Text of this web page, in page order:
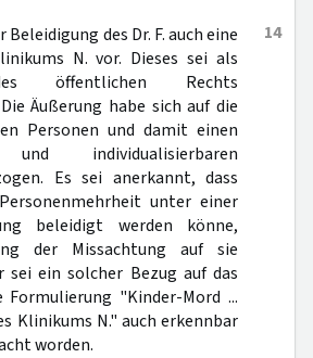
14
des Dr. F. auch eine
N. vor. Dieses sei als
öffentlichen Rechts
Äußerung habe sich auf die
Personen und damit einen
und individualisierbaren
Es sei anerkannt, dass
unter einer
beleidigt werden könne,
der Missachtung auf sie
sei ein solcher Bezug auf das
"Kinder-Mord ...
Klinikums N." auch erkennbar
worden.